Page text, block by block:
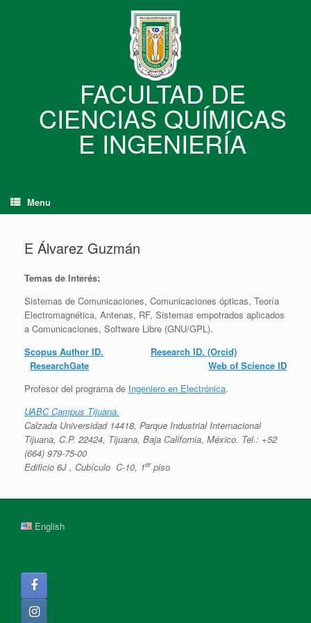
FACULTAD DE
CIENCIAS QUÍMICAS
E INGENIERÍA
Menu
E Álvarez Guzmán
Temas de Interés:
Sistemas de Comunicaciones, Comunicaciones ópticas, Teoría
Electromagnética, Antenas, RF, Sistemas empotrados aplicados
a Comunicaciones, Software Libre (GNU/GPL).
Scopus Author ID.
Research ID. (Orcid)
ResearchGate
Web of Science ID
Profesor del programa de Ingeniero en Electrónica.
UABC Campus Tijuana.
Calzada Universidad 14418, Parque Industrial Internacional
Tijuana, C.P. 22424, Tijuana, Baja California, México. Tel.: +52
(664) 979-75-00
Edificio 6J , Cubículo C-10, 1erpiso
English